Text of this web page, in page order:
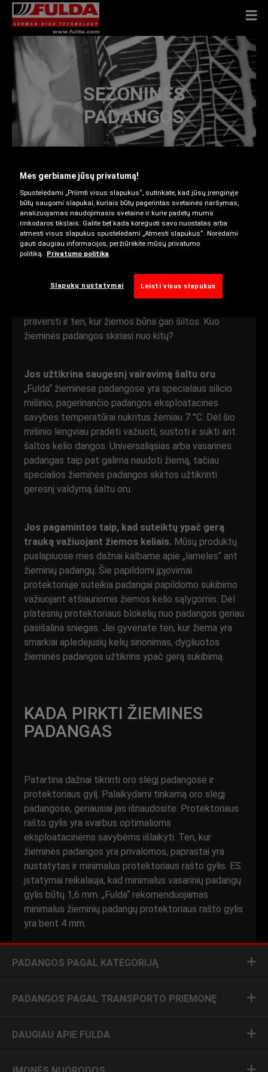
SEZONINĖS
PADANGOS
AR TURĖTUMĖTE PIRKTI
ŽIEMINES PADANGAS?
Žieminės padangos skirtos suteikti geresnį sukibimą
ir valdymą šaltaisiais mėnesiais. Kai kuriose Europos
praversti ir ten, kur žiemos būna gan šiltos. Kuo
žieminės padangos skiriasi nuo kitų?
Jos užtikrina saugesnį vairavimą šaltu oru
„Fulda“ žieminėse padangose yra specialaus silicio
mišinio, pagerinančio padangos eksploatacines
savybes temperatūrai nukritus žemiau 7 °C. Dėl šio
mišinio lengviau pradėti važiuoti, sustoti ir sukti ant
šaltos kelio dangos. Universaliąsias arba vasarines
padangas taip pat galima naudoti žiemą, tačiau
specialios žieminės padangos skirtos užtikrinti
geresnį valdymą šaltu oru.
Jos pagamintos taip, kad suteiktų ypač gerą
trauką važiuojant žiemos keliais. Mūsų produktų
puslapiuose mes dažnai kalbame apie „lameles“ ant
žieminių padangų. Šie papildomi įpjovimai
protektoriuje suteikia padangai papildomo sukibimo
važiuojant atšiauriomis žiemos kelio sąlygomis. Dėl
platesnių protektoriaus blokelių nuo padangos geriau
pasišalina sniegas. Jei gyvenate ten, kur žiema yra
smarkiai apledėjusių kelių sinonimas, dygliuotos
žieminės padangos užtikrins ypač gerą sukibimą.
KADA PIRKTI ŽIEMINES
PADANGAS
Patartina dažnai tikrinti oro slėgį padangose ir
protektoriaus gylį. Palaikydami tinkamą oro slėgį
padangose, geriausiai jas išnaudosite. Protektoriaus
rašto gylis yra svarbus optimalioms
eksploatacinėms savybėms išlaikyti. Ten, kur
žieminės padangos yra privalomos, paprastai yra
nustatytas ir minimalus protektoriaus rašto gylis. ES
įstatymai reikalauja, kad minimalus vasarinių padangų
gylis būtų 1,6 mm. „Fulda“ rekomenduojamas
minimalus žieminių padangų protektoriaus rašto gylis
yra bent 4 mm.
PADANGOS PAGAL KATEGORIJĄ
PADANGOS PAGAL TRANSPORTO PRIEMONĘ
DAUGIAU APIE FULDA
Mes gerbiame jūsų privatumą!
Spustelėdami „Priimti visus slapukus“, sutinkate, kad jūsų įrenginyje
būtų saugomi slapukai, kuriais būtų pagerintas svetainės naršymas,
analizuojamas naudojimasis svetaine ir kurie padėtų mums
rinkodaros tikslais. Galite bet kada koreguoti savo nuostatas arba
atmesti visus slapukus spustelėdami „Atmesti slapukus“. Norėdami
gauti daugiau informacijos, peržiūrėkite mūsų privatumo
politiką. Privatumo politika
Slapukų nustatymai Leisti visus slapukus